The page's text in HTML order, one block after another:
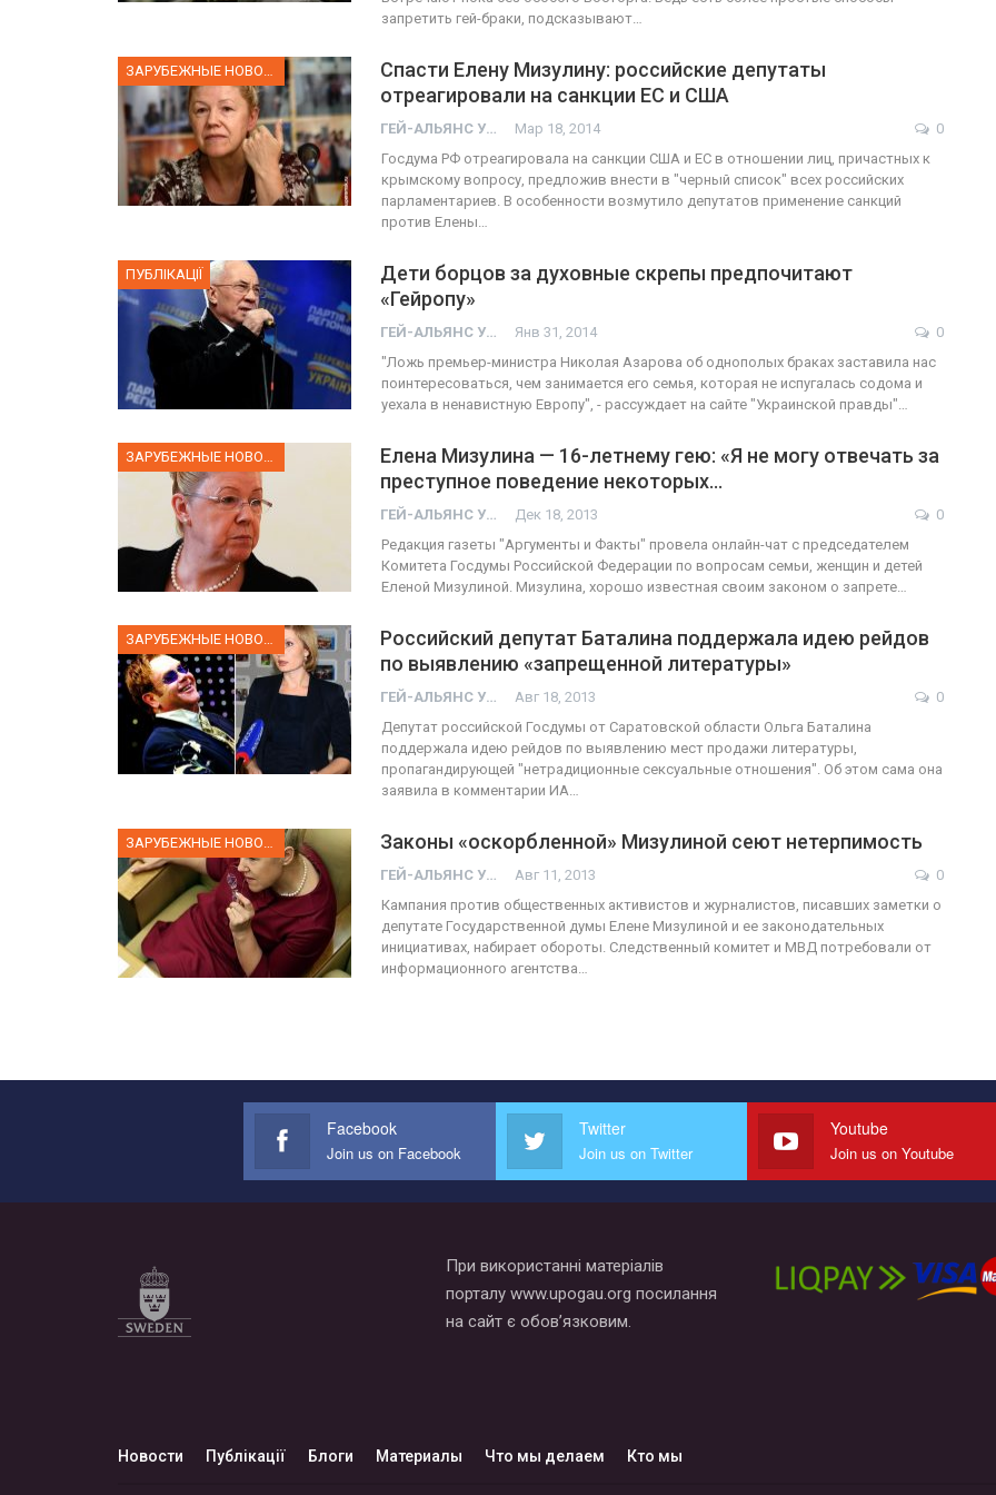
запретить гей-браки, подсказывают…
Спасти Елену Мизулину: российские депутаты
отреагировали на санкции ЕС и США
ГЕЙ-АЛЬЯНС УКРАИНА Мар 18, 2014
0
Госдума РФ отреагировала на санкции США и ЕС в отношении лиц, причастных к
крымскому вопросу, предложив внести в "черный список" всех российских
парламентариев. В особенности возмутило депутатов применение санкций
против Елены…
ПУБЛІКАЦІЇ
Дети борцов за духовные скрепы предпочитают
«Гейропу»
ГЕЙ-АЛЬЯНС УКРАИНА Янв 31, 2014
0
"Ложь премьер-министра Николая Азарова об однополых браках заставила нас
поинтересоваться, чем занимается его семья, которая не испугалась содома и
уехала в ненавистную Европу", - рассуждает на сайте "Украинской правды"…
Елена Мизулина — 16-летнему гею: «Я не могу отвечать за
преступное поведение некоторых…
ГЕЙ-АЛЬЯНС УКРАИНА Дек 18, 2013
0
Редакция газеты "Аргументы и Факты" провела онлайн-чат с председателем
Комитета Госдумы Российской Федерации по вопросам семьи, женщин и детей
Еленой Мизулиной. Мизулина, хорошо известная своим законом о запрете…
Российский депутат Баталина поддержала идею рейдов
по выявлению «запрещенной литературы»
ГЕЙ-АЛЬЯНС УКРАИНА Авг 18, 2013
0
Депутат российской Госдумы от Саратовской области Ольга Баталина
поддержала идею рейдов по выявлению мест продажи литературы,
пропагандирующей "нетрадиционные сексуальные отношения". Об этом сама она
заявила в комментарии ИА…
Законы «оскорбленной» Мизулиной сеют нетерпимость
ГЕЙ-АЛЬЯНС УКРАИНА Авг 11, 2013
0
Кампания против общественных активистов и журналистов, писавших заметки о
депутате Государственной думы Елене Мизулиной и ее законодательных
инициативах, набирает обороты. Следственный комитет и МВД потребовали от
информационного агентства…
Facebook
Join us on Facebook
Twitter
Join us on Twitter
Youtube
Join us on Youtube
При використанні матеріалів
порталу www.upogau.org посилання
на сайт є обов’язковим.
Новости Публікації Блоги Материалы Что мы делаем Кто мы